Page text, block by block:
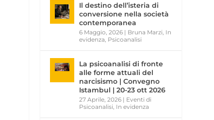
Il destino dell’isteria di
conversione nella società
contemporanea
6 Maggio, 2026 | Bruna Marzi In
evidenza Psicoanalisi
La psicoanalisi di fronte
alle forme attuali del
narcisismo | Convegno
Istambul | 20-23 ott 2026
27 Aprile, 2026 | Eventi di
Psicoanalisi In evidenza